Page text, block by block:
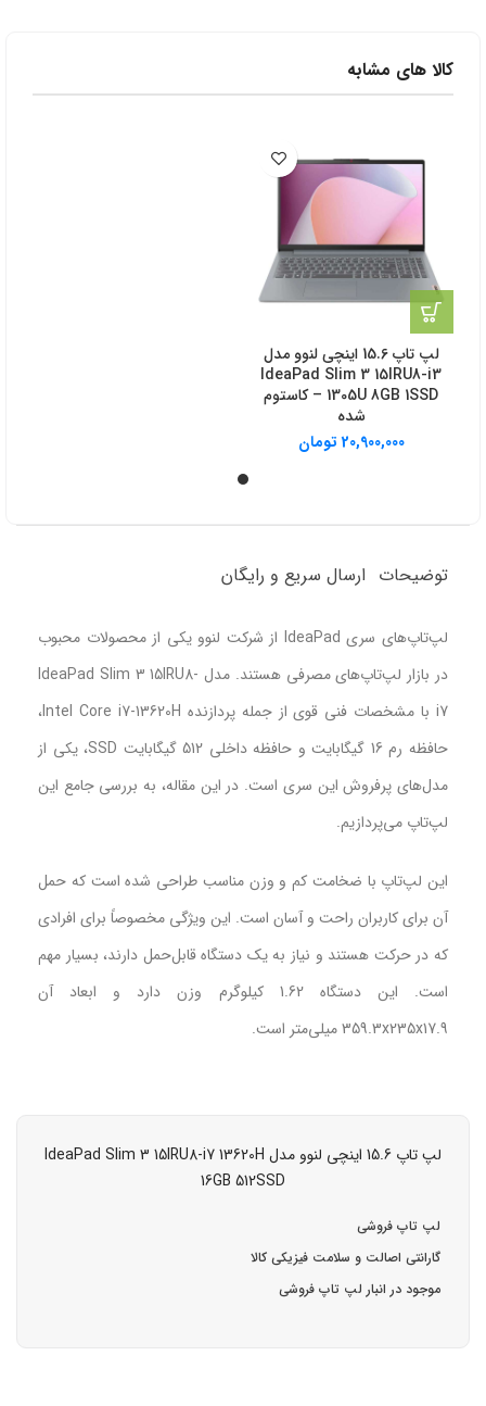
کالا های مشابه
لپ تاپ 15.6 اینچی لنوو مدل
IdeaPad Slim 3 15IRU8-i3
1305U 8GB 1SSD – کاستوم
شده
20,900,000 تومان
توضیحات ارسال سریع و رایگان
لپ‌تاپ‌های سری IdeaPad از شرکت لنوو یکی از محصولات محبوب
در بازار لپ‌تاپ‌های مصرفی هستند. مدل IdeaPad Slim 3 15IRU8-
i7 با مشخصات فنی قوی از جمله پردازنده Intel Core i7-13620H،
حافظه رم 16 گیگابایت و حافظه داخلی 512 گیگابایت SSD، یکی از
مدل‌های پرفروش این سری است. در این مقاله، به بررسی جامع این
لپ‌تاپ می‌پردازیم.
این لپ‌تاپ با ضخامت کم و وزن مناسب طراحی شده است که حمل
آن برای کاربران راحت و آسان است. این ویژگی مخصوصاً برای افرادی
که در حرکت هستند و نیاز به یک دستگاه قابل‌حمل دارند، بسیار مهم
است. این دستگاه 1.62 کیلوگرم وزن دارد و ابعاد آن
359.3x235x17.9 میلی‌متر است.
لپ تاپ 15.6 اینچی لنوو مدل IdeaPad Slim 3 15IRU8-i7 13620H
16GB 512SSD
لپ تاپ فروشی
گارانتی اصالت و سلامت فیزیکی کالا
موجود در انبار لپ تاپ فروشی